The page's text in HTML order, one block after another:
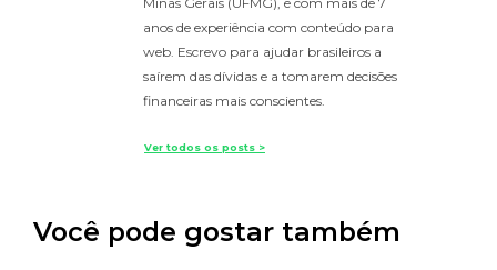
anos de experiência com conteúdo para
web. Escrevo para ajudar brasileiros a
saírem das dívidas e a tomarem decisões
financeiras mais conscientes.
Ver todos os posts >
Você pode gostar também